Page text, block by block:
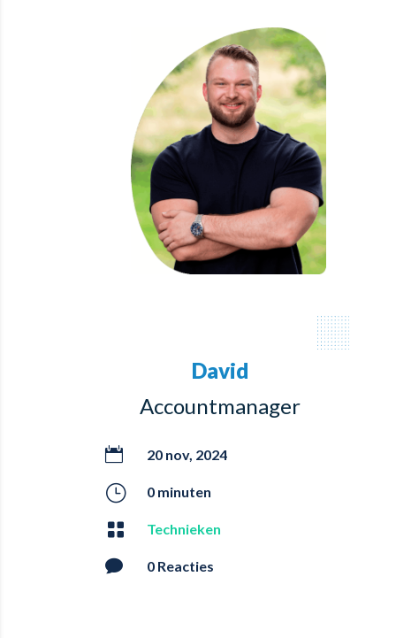
David
Accountmanager
 20 nov, 2024
} 0 minuten
 Technieken
 0 Reacties